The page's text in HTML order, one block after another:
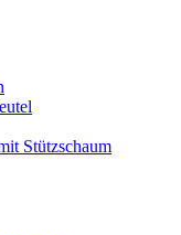
Stützschaum